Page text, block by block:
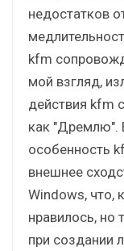
недостатков
kfm
мой взгляд,
действия kfm
как "Дремлю".
особенность
внешнее
Windows, что,
нравилось, но
при создании